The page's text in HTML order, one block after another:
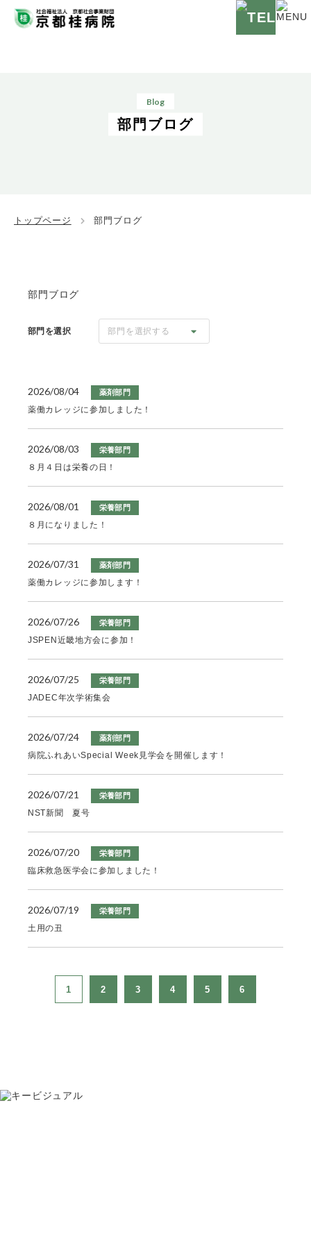
Blog
部門ブログ
トップページ 部門ブログ
部門ブログ
部門を選択 部門を選択する
2026/08/04 薬剤部門
薬働カレッジに参加しました！
2026/08/03 栄養部門
８月４日は栄養の日！
2026/08/01 栄養部門
８月になりました！
2026/07/31 薬剤部門
薬働カレッジに参加します！
2026/07/26 栄養部門
JSPEN近畿地方会に参加！
2026/07/25 栄養部門
JADEC年次学術集会
2026/07/24 薬剤部門
病院ふれあいSpecial Week見学会を開催します！
2026/07/21 栄養部門
NST新聞 夏号
2026/07/20 栄養部門
臨床救急医学会に参加しました！
2026/07/19 栄養部門
土用の丑
1 2 3 4 5 6